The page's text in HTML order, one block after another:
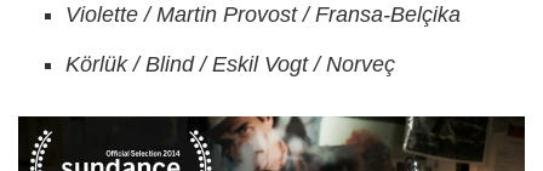
Violette / Martin Provost / Fransa-Belçika
Körlük / Blind / Eskil Vogt / Norveç